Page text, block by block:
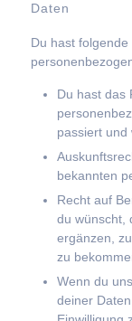
Daten
Du hast
Du hast das
passiert und
bekannten
Recht auf
du wünscht,
ergänzen,
zu
Wenn du
deiner